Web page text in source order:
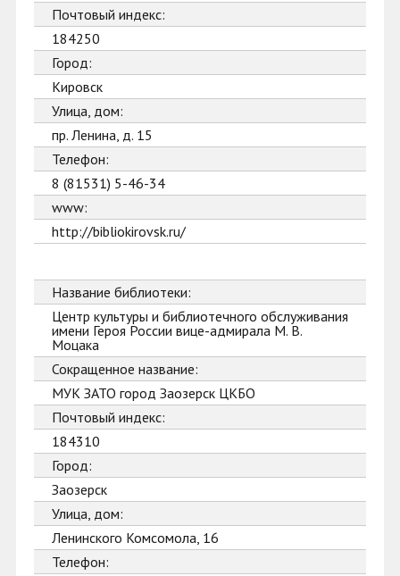
Почтовый индекс:
184250
Город:
Кировск
Улица, дом:
пр. Ленина, д. 15
Телефон:
8 (81531) 5-46-34
www:
http://bibliokirovsk.ru/
Название библиотеки:
Центр культуры и библиотечного обслуживания
имени Героя России вице-адмирала М. В.
Моцака
Сокращенное название:
МУК ЗАТО город Заозерск ЦКБО
Почтовый индекс:
184310
Город:
Заозерск
Улица, дом:
Ленинского Комсомола, 16
Телефон: